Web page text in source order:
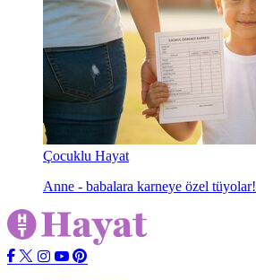
Çocuklu Hayat
Anne - babalara karneye özel tüyolar!